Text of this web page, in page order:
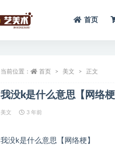
首页
当前位置： 首页 美文 正文
我没k是什么意思【网络梗
美文 3 年前
我没k是什么意思【网络梗】